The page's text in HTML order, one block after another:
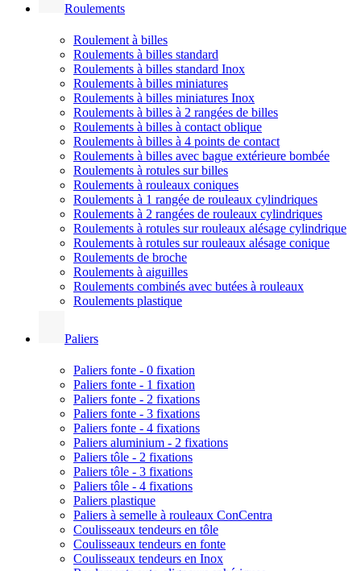
Roulements
Roulement à billes
Roulements à billes standard
Roulements à billes standard Inox
Roulements à billes miniatures
Roulements à billes miniatures Inox
Roulements à billes à 2 rangées de billes
Roulements à billes à contact oblique
Roulements à billes à 4 points de contact
Roulements à billes avec bague extérieure bombée
Roulements à rotules sur billes
Roulements à rouleaux coniques
Roulements à 1 rangée de rouleaux cylindriques
Roulements à 2 rangées de rouleaux cylindriques
Roulements à rotules sur rouleaux alésage cylindrique
Roulements à rotules sur rouleaux alésage conique
Roulements de broche
Roulements à aiguilles
Roulements combinés avec butées à rouleaux
Roulements plastique
Paliers
Paliers fonte - 0 fixation
Paliers fonte - 1 fixation
Paliers fonte - 2 fixations
Paliers fonte - 3 fixations
Paliers fonte - 4 fixations
Paliers aluminium - 2 fixations
Paliers tôle - 2 fixations
Paliers tôle - 3 fixations
Paliers tôle - 4 fixations
Paliers plastique
Paliers à semelle à rouleaux ConCentra
Coulisseaux tendeurs en tôle
Coulisseaux tendeurs en fonte
Coulisseaux tendeurs en Inox